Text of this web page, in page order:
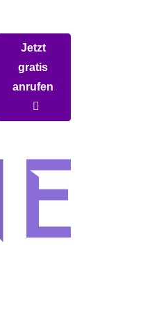
Jetzt
gratis
anrufen